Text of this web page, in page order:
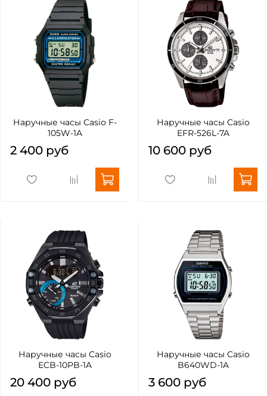
Наручные часы Casio F-
105W-1A
2 400 руб
Наручные часы Casio
EFR-526L-7A
10 600 руб
Наручные часы Casio
ECB-10PB-1A
20 400 руб
Наручные часы Casio
B640WD-1A
3 600 руб